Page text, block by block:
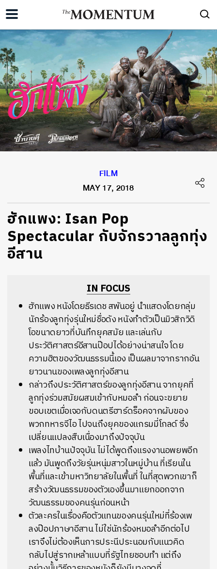
FILM
MAY 17, 2018
ฮักแพง: Isan Pop
Spectacular กับจักรวาลลูกทุ่ง
อีสาน
IN FOCUS
ฮักแพง หนังโดยธีรเดช สพันอยู่ นำแสดงโดยกลุ่ม
นักร้องลูกทุ่งรุ่นใหม่ชื่อดัง หนังทำตัวเป็นมิวสิกวิดิ
โอขนาดยาวที่บันทึกยุคสมัย และเล่นกับ
ประวัติศาสตร์อีสานป๊อปได้อย่างน่าสนใจ โดย
ความฮิตของวัฒนธรรมนี้เอง เป็นผลมาจากรากอัน
ยาวนานของเพลงลูกทุ่งอีสาน
กล่าวถึงประวัติศาสตร์ของลูกทุ่งอีสาน จากยุคที่
ลูกทุ่งร่วมสมัยผสมเข้ากับหมอลำ ก่อนจะขยาย
ขอบเขตเมื่อเจอกับดนตรีฮาร์ดร็อคจากผับของ
พวกทหารจีไอ ไปจนถึงยุคของแกรมมี่โกลด์ ซึ่ง
เปลี่ยนแปลงสืบเนื่องมาถึงปัจจุบัน
เพลงไทบ้านปัจจุบัน ไม่ได้พูดถึงแรงงานอพยพอีก
แล้ว มันพูดถึงวัยรุ่นหนุ่มสาวในหมู่บ้าน ที่เรียนใน
พื้นที่และเข้ามหาวิทยาลัยในพื้นที่ ในที่สุดพวกเขาก็
สร้างวัฒนธรรมของตัวเองขึ้นมาแยกออกจาก
วัฒนธรรมของคนรุ่นก่อนหน้า
ตัวละครในเรื่องคือตัวแทนของคนรุ่นใหม่ที่ร้องเพ
ลงป๊อปภาษาอีสาน ไม่ใช่นักร้องหมอลำอีกต่อไป
เราจึงไม่ต้องเห็นการประนีประนอมกับแนวคิด
กลับไปสู่รากเหล้าแบบที่รัฐไทยชอบทำ แต่ถึง